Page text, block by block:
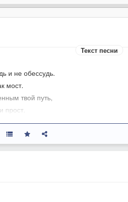
Текст песни
и не обессудь.
мост.
твой путь,
прост.
тебя гореть